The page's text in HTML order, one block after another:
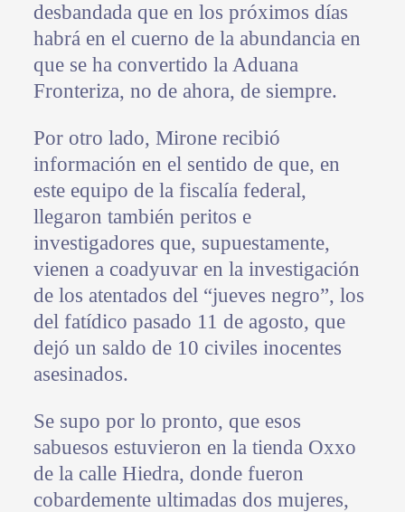
desbandada que en los próximos días
habrá en el cuerno de la abundancia en
que se ha convertido la Aduana
Fronteriza, no de ahora, de siempre.
Por otro lado, Mirone recibió
información en el sentido de que, en
este equipo de la fiscalía federal,
llegaron también peritos e
investigadores que, supuestamente,
vienen a coadyuvar en la investigación
de los atentados del “jueves negro”, los
del fatídico pasado 11 de agosto, que
dejó un saldo de 10 civiles inocentes
asesinados.
Se supo por lo pronto, que esos
sabuesos estuvieron en la tienda Oxxo
de la calle Hiedra, donde fueron
cobardemente ultimadas dos mujeres,